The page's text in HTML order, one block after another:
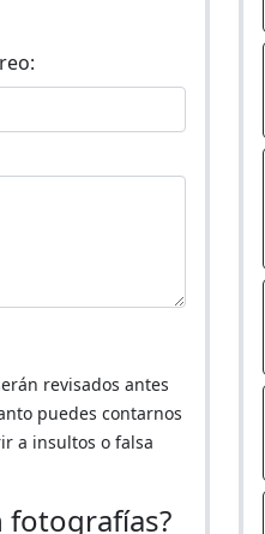
revisados antes
puedes contarnos
a insultos o falsa
fotografías?